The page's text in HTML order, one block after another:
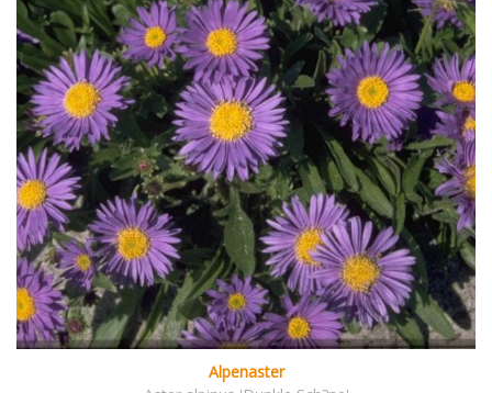
Alpenaster